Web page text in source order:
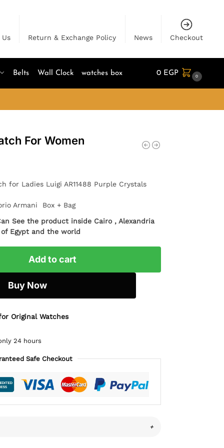
Return & Exchange Policy News Checkout
Belts Wall Clock watches box 0 EGP 0
For Women
for Ladies Luigi AR11488 Purple Crystals
Armani Box + Bag
See the product inside Cairo , Alexandria
Egypt and the world
Add to cart
Buy Now
Original Watches
24 hours
Safe Checkout
+